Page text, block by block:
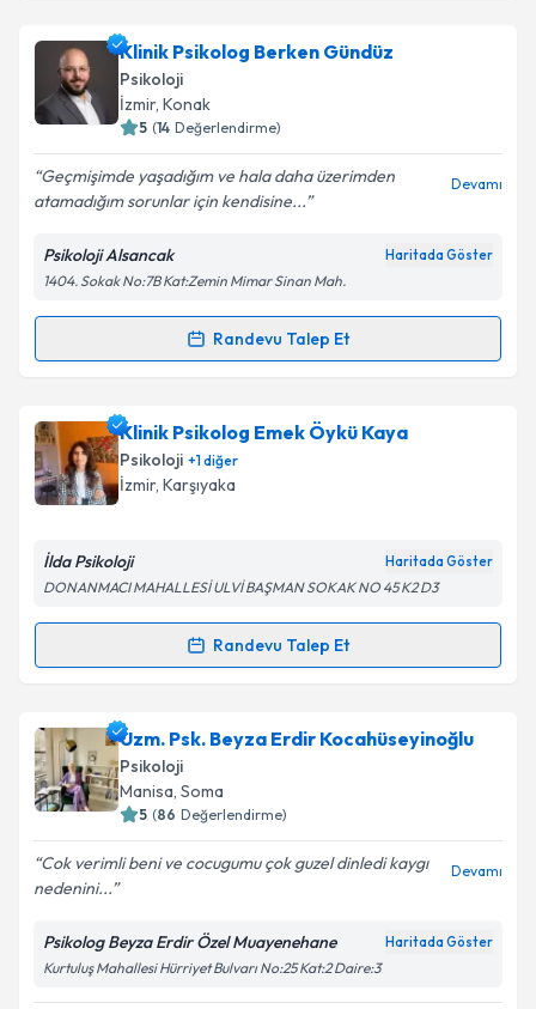
Klinik Psikolog Berken Gündüz
Psikoloji
İzmir, Konak
5 (14 Değerlendirme)
Geçmişimde yaşadığım ve hala daha üzerimden
atamadığım sorunlar için kendisine...
Devamı
Psikoloji Alsancak Haritada Göster
1404. Sokak No:7B Kat:Zemin Mimar Sinan Mah.
Randevu Talep Et
Randevu Takvimi Talebi
Klinik Psikolog Berken Gündüziçin randevu takvimi
talebi oluşturun. Size bu uzmandan randevu almanız
için bir takvim hazırlandığında e-posta ile
bilgilendireceğiz.
Kişisel verilerimin işlenmesine ilişkinAydınlatma
kapsamda işlenmesini kabul ediyorum.
Takvim Talebini Gönder
Klinik Psikolog Emek Öykü Kaya
Psikoloji +1diğer
İzmir, Karşıyaka
İlda Psikoloji Haritada Göster
DONANMACI MAHALLESİ ULVİ BAŞMAN SOKAK NO 45 K2 D3
Randevu Talep Et
Randevu Takvimi Talebi
Klinik Psikolog Emek Öykü Kayaiçin randevu
takvimi talebi oluşturun. Size bu uzmandan randevu
almanız için bir takvim hazırlandığında e-posta ile
bilgilendireceğiz.
E-posta Adresiniz
Kişisel verilerimin işlenmesine ilişkin
Metni'ni okudum ve kişisel verilerimin belirtilen
Uzm. Psk. Beyza Erdir Kocahüseyinoğlu
Psikoloji
Manisa, Soma
5 (86 Değerlendirme)
Cok verimli beni ve cocugumu çok guzel dinledi kaygı
nedenini...
Devamı
Psikolog Beyza Erdir Özel Muayenehane Haritada Göster
Kurtuluş Mahallesi Hürriyet Bulvarı No:25 Kat:2 Daire:3